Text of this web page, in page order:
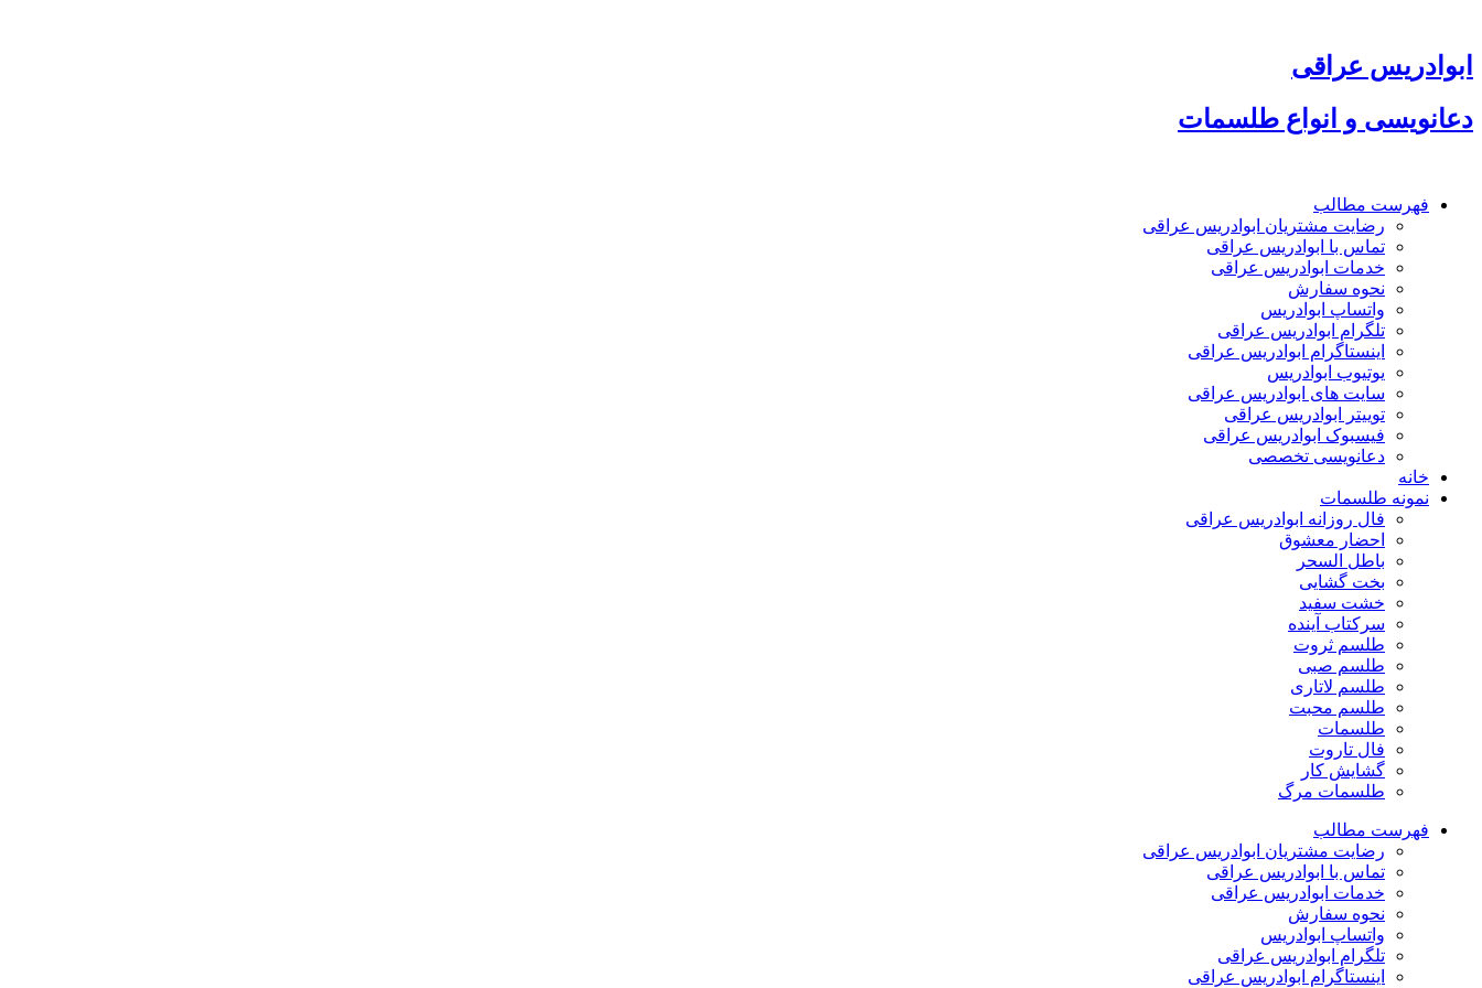
محتوا
ابوادریس عراقی
دعانویسی و انواع طلسمات
فهرست مطالب
رضایت مشتریان ابوادریس عراقی
تماس با ابوادریس عراقی
خدمات ابوادریس عراقی
نحوه سفارش
واتساپ ابوادریس
تلگرام ابوادریس عراقی
اینستاگرام ابوادریس عراقی
یوتیوب ابوادریس
سایت های ابوادریس عراقی
توییتر ابوادریس عراقی
فیسبوک ابوادریس عراقی
دعانویسی تخصصی
خانه
نمونه طلسمات
فال روزانه ابوادریس عراقی
احضار معشوق
باطل السحر
بخت گشایی
خشت سفید
سرکتاب آینده
طلسم ثروت
طلسم صبی
طلسم لاتاری
طلسم محبت
طلسمات
فال تاروت
گشایش کار
طلسمات مرگ
فهرست مطالب
رضایت مشتریان ابوادریس عراقی
تماس با ابوادریس عراقی
خدمات ابوادریس عراقی
نحوه سفارش
واتساپ ابوادریس
تلگرام ابوادریس عراقی
اینستاگرام ابوادریس عراقی